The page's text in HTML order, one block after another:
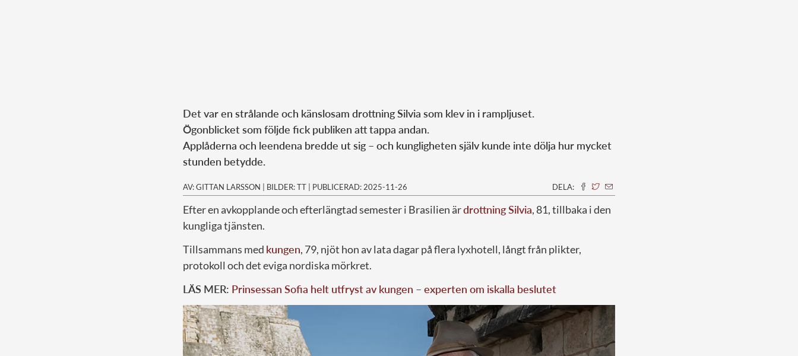
Det var en strålande och känslosam drottning Silvia som klev in i rampljuset.
Ögonblicket som följde fick publiken att tappa andan.
Applåderna och leendena bredde ut sig – och kungligheten själv kunde inte dölja hur mycket
stunden betydde.
AV: GITTAN LARSSON | BILDER: TT | PUBLICERAD: 2025-11-26 DELA:
Efter en avkopplande och efterlängtad semester i Brasilien ärdrottning Silvia, 81, tillbaka i den
kungliga tjänsten.
Tillsammans med kungen, 79, njöt hon av lata dagar på flera lyxhotell, långt från plikter,
protokoll och det eviga nordiska mörkret.
LÄS MER: Prinsessan Sofia helt utfryst av kungen – experten om iskalla beslutet